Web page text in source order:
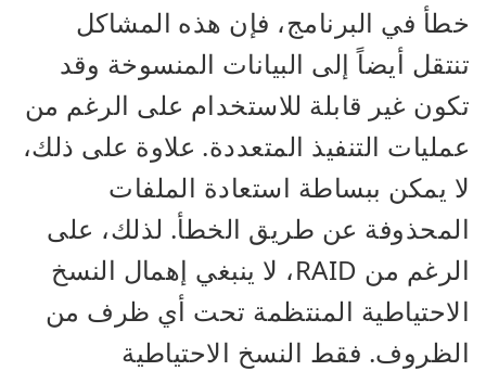
خطأ في البرنامج، فإن هذه المشاكل
تنتقل أيضاً إلى البيانات المنسوخة وقد
تكون غير قابلة للاستخدام على الرغم من
عمليات التنفيذ المتعددة. علاوة على ذلك،
لا يمكن ببساطة استعادة الملفات
المحذوفة عن طريق الخطأ. لذلك، على
الرغم من RAID، لا ينبغي إهمال النسخ
الاحتياطية المنتظمة تحت أي ظرف من
الظروف. فقط النسخ الاحتياطية